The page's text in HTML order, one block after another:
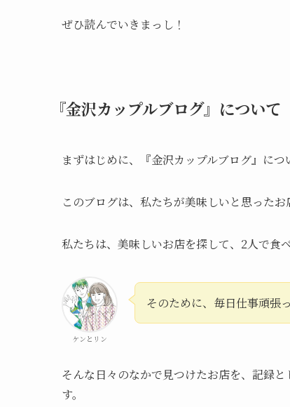
ぜひ読んでいきまっし！
『金沢カップルブログ』について
まずはじめに、『金沢カップルブログ』につ
このブログは、私たちが美味しいと思ったお
私たちは、美味しいお店を探して、2人で食
ケンとリン
そのために、毎日仕事頑張
そんな日々のなかで見つけたお店を、記録
す。